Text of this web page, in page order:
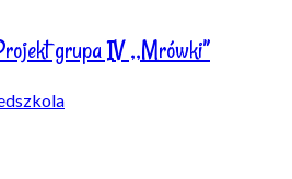
grupa IV ,,Mrówki”